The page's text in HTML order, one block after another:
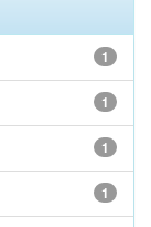
1
1
1
1